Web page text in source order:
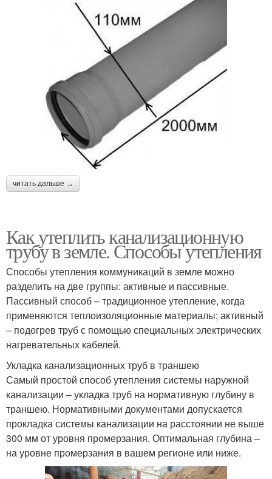
читать дальше →
Как утеплить канализационную
трубу в земле. Способы утепления
Способы утепления коммуникаций в земле можно
разделить на две группы: активные и пассивные.
Пассивный способ – традиционное утепление, когда
применяются теплоизоляционные материалы; активный
– подогрев труб с помощью специальных электрических
нагревательных кабелей.
Укладка канализационных труб в траншею
Самый простой способ утепления системы наружной
канализации – укладка труб на нормативную глубину в
траншею. Нормативными документами допускается
прокладка системы канализации на расстоянии не выше
300 мм от уровня промерзания. Оптимальная глубина –
на уровне промерзания в вашем регионе или ниже.